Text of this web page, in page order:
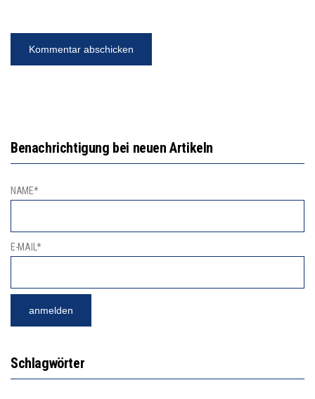
Benachrichtigung bei neuen Artikeln
NAME*
E-MAIL*
Schlagwörter